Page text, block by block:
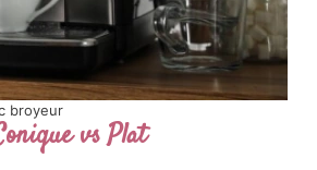
broyeur
vs Plat